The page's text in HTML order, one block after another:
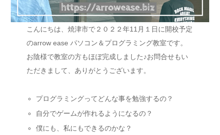
こんにちは、焼津市で２０２２年11月１日に開校予定
のarrow ease パソコン＆プログラミング教室です。
お陰様で教室の方もほぼ完成しました♪お問合せもい
ただきまして、ありがとうございます。
プログラミングってどんな事を勉強するの？
自分でゲームが作れるようになるの？
僕にも、私にもできるのかな？